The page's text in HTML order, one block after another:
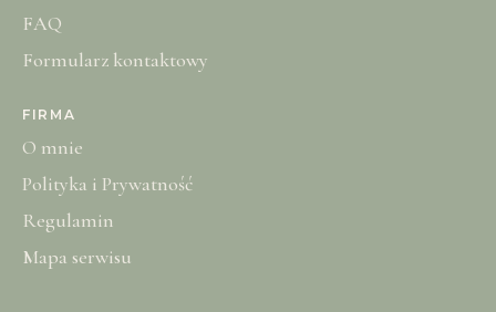
FAQ
Formularz kontaktowy
FIRMA
O mnie
Polityka i Prywatność
Regulamin
Mapa serwisu